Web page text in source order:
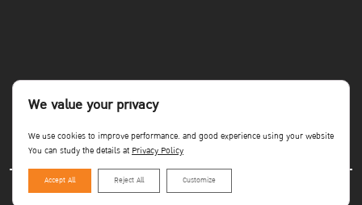
Copyright©Faculty of Economics KU
We value your privacy
We use cookies to improve performance. and good experience using your website
You can study the details atPrivacy Policy
Accept All Reject All Customize